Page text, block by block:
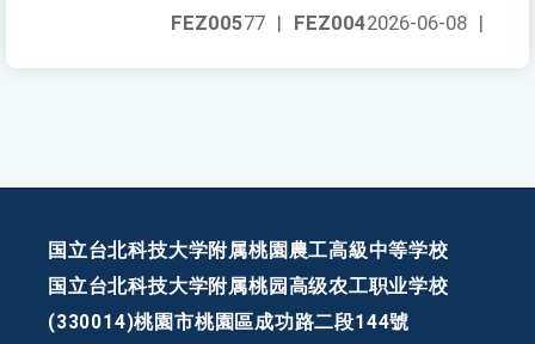
FEZ0042026-06-08 |
FEZ00577 |
国立台北科技大学附属桃園農工高級中等学校
国立台北科技大学附属桃园高级农工职业学校
(330014)桃園市桃園區成功路二段144號